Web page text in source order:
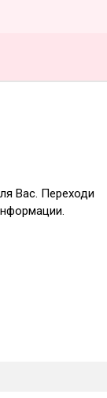
Вас. Переходи